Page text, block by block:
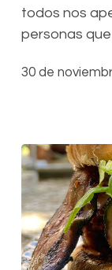
en
Navidad?
todos nos
personas
30 de